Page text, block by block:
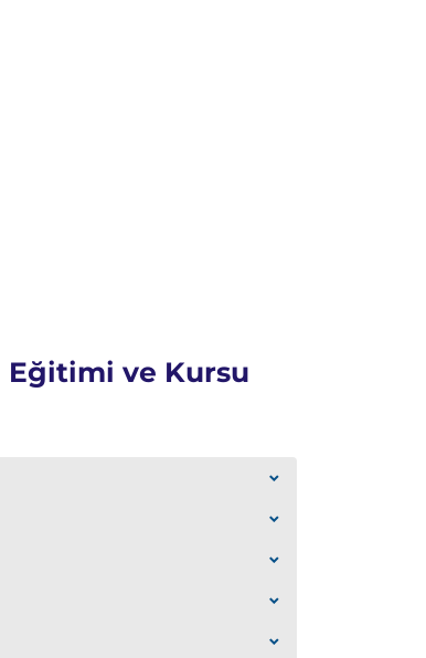
Eğitimi ve Kursu